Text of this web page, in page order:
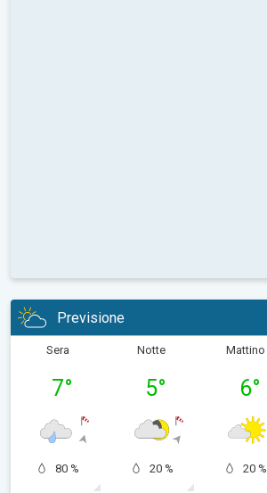
Previsione
Sera
7°
80 %
Notte
5°
20 %
Mattino
6°
20 %